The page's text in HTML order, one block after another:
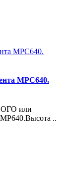
MPC640.
или
..